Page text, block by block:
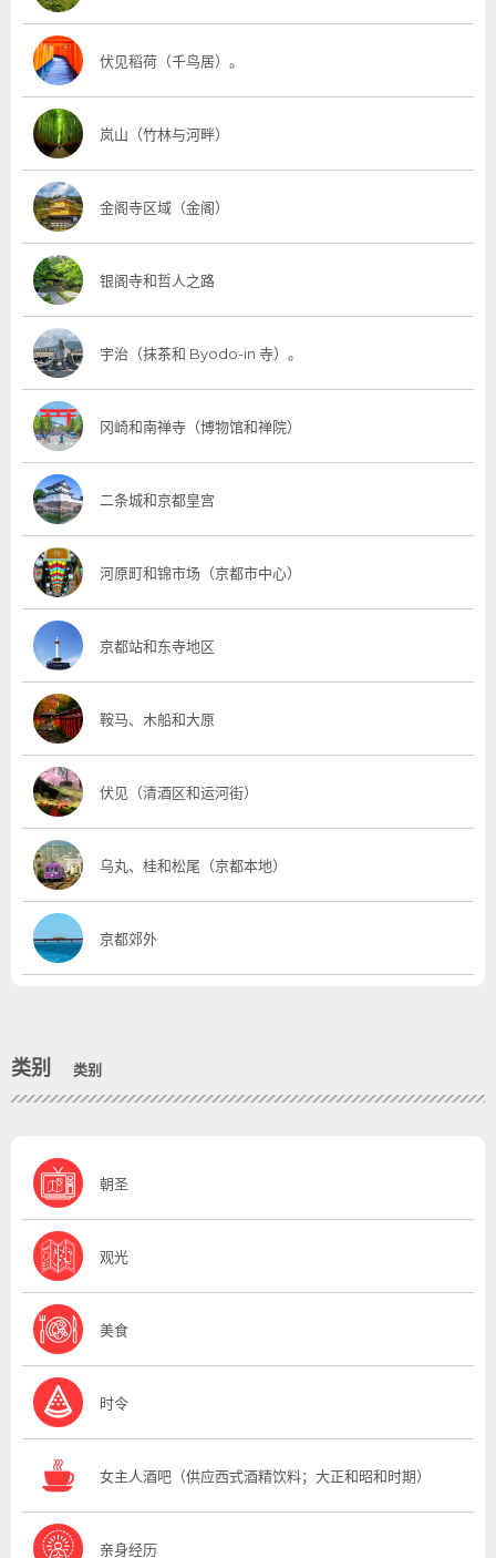
伏见稻荷（千鸟居）。
岚山（竹林与河畔）
金阁寺区域（金阁）
银阁寺和哲人之路
宇治（抹茶和 Byodo-in 寺）。
冈崎和南禅寺（博物馆和禅院）
二条城和京都皇宫
河原町和锦市场（京都市中心）
京都站和东寺地区
鞍马、木船和大原
伏见（清酒区和运河街）
乌丸、桂和松尾（京都本地）
京都郊外
类别 类别
朝圣
观光
美食
时令
女主人酒吧（供应西式酒精饮料；大正和昭和时期）
亲身经历